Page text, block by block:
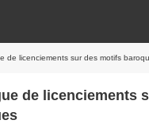
de licenciements sur des motifs
de licenciements